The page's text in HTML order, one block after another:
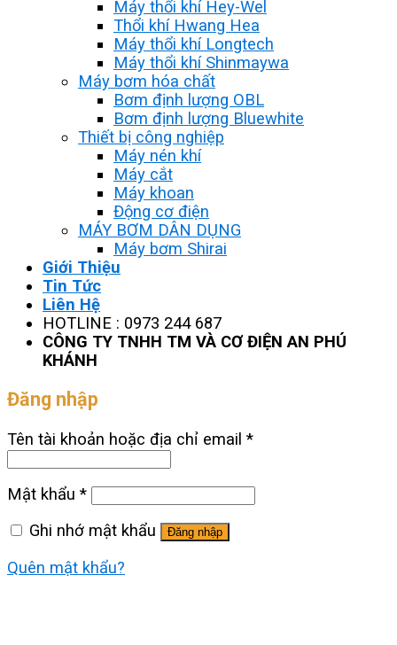
Máy thổi khí Hey-Wel
Thổi khí Hwang Hea
Máy thổi khí Longtech
Máy thổi khí Shinmaywa
Máy bơm hóa chất
Bơm định lượng OBL
Bơm định lượng Bluewhite
Thiết bị công nghiệp
Máy nén khí
Máy cắt
Máy khoan
Động cơ điện
MÁY BƠM DÂN DỤNG
Máy bơm Shirai
Giới Thiệu
Tin Tức
Liên Hệ
HOTLINE : 0973 244 687
CÔNG TY TNHH TM VÀ CƠ ĐIỆN AN PHÚ
KHÁNH
Đăng nhập
Tên tài khoản hoặc địa chỉ email *
Mật khẩu *
Ghi nhớ mật khẩu
Đăng nhập
Quên mật khẩu?